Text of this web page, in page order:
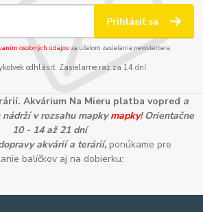
Prihlásiť sa
osobných údajov za účelom zasielania newslettera.
odhlásiť. Zasielame raz za 14 dní.
Akvárium Na Mieru platba vopred a
v rozsahu mapkymapky! Orientačne
10 - 14 až 21 dní
akvárií a terárií, ponúkame pre
balíčkov aj na dobierku: